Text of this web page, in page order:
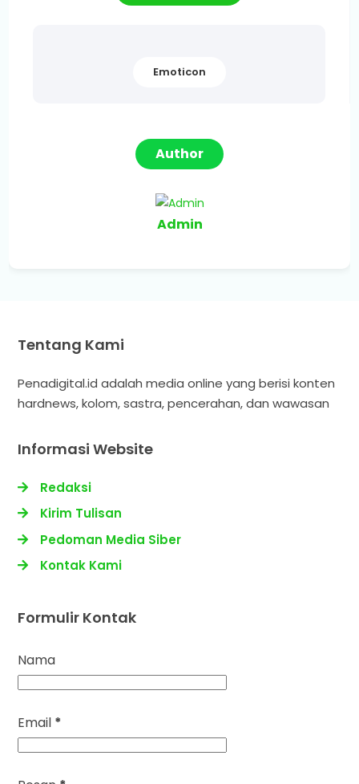
Emoticon
Author
Admin
Tentang Kami
Penadigital.id adalah media online yang berisi konten
hardnews, kolom, sastra, pencerahan, dan wawasan
Informasi Website
Redaksi
Kirim Tulisan
Pedoman Media Siber
Kontak Kami
Formulir Kontak
Nama
Email *